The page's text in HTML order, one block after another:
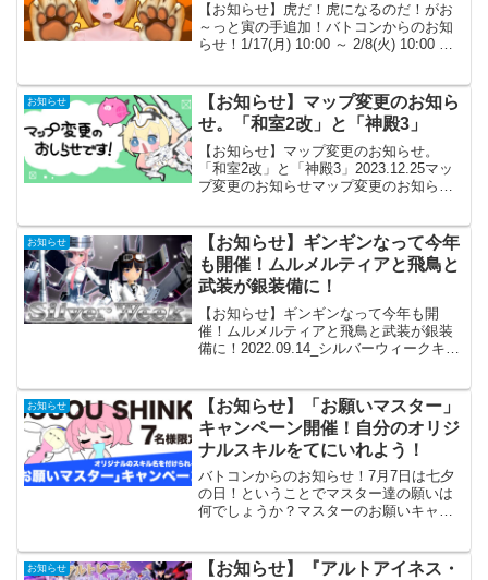
【お知らせ】虎だ！虎になるのだ！がお
～っと寅の手追加！バトコンからのお知
らせ！1/17(月) 10:00 ～ 2/8(火) 10:00 の
pic.twitter.co...
お知らせ
【お知らせ】マップ変更のお知ら
せ。「和室2改」と「神殿3」
【お知らせ】マップ変更のお知らせ。
「和室2改」と「神殿3」2023.12.25マッ
プ変更のお知らせマップ変更のお知ら
択されます。感想
お知らせ
【お知らせ】ギンギンなって今年
も開催！ムルメルティアと飛鳥と
武装が銀装備に！
【お知らせ】ギンギンなって今年も開
催！ムルメルティアと飛鳥と武装が銀装
備に！2022.09.14_シルバーウィークキャ
(月)9:59シルバーウィー...
お知らせ
【お知らせ】「お願いマスター」
キャンペーン開催！自分のオリジ
ナルスキルをてにいれよう！
バトコンからのお知らせ！7月7日は七夕
の日！ということでマスター達の願いは
何でしょうか？マスターのお願いキャン
pic.twitter.com/c3QlzFX1NL—...
お知らせ
【お知らせ】『アルトアイネス・